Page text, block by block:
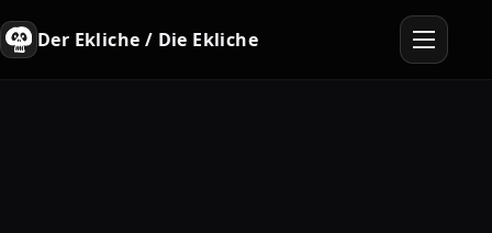
Der Ekliche / Die Ekliche